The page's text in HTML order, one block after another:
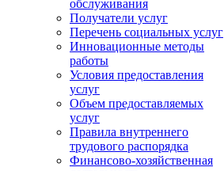
обслуживания
Получатели услуг
Перечень социальных услуг
Инновационные методы
работы
Условия предоставления
услуг
Объем предоставляемых
услуг
Правила внутреннего
трудового распорядка
Финансово-хозяйственная